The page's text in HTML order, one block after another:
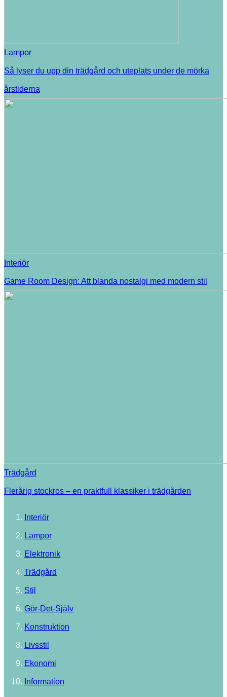
Lampor
Så lyser du upp din trädgård och uteplats under de mörka
årstiderna
Interiör
Game Room Design: Att blanda nostalgi med modern stil
Trädgård
Flerårig stockros – en praktfull klassiker i trädgården
Interiör
Lampor
Elektronik
Trädgård
Stil
Gör-Det-Själv
Konstruktion
Livsstil
Ekonomi
Information